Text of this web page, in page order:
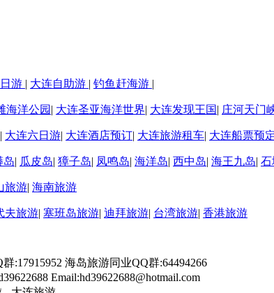
游 | 大连自助游 | 钓鱼赶海游 |
海洋公园 | 大连圣亚海洋世界| 大连发现王国| 庄河天门
| 大连六日游| 大连酒店预订| 大连旅游租车| 大连船票预
岛| 瓜皮岛| 獐子岛| 凤鸣岛| 海洋岛| 西中岛| 海王九岛| 石
旅游| 海南旅游
夫旅游| 塞班岛旅游| 迪拜旅游| 台湾旅游| 香港旅游
:17915952 海岛旅游同业QQ群:64494266
Email:hd39622688@hotmail.com